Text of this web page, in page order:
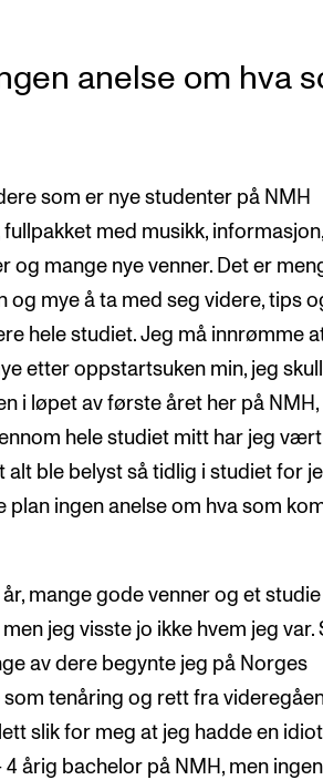
og rapporteranelse om hva
som er nye studenter på NMH
fullpakket med musikk, informasjon,
og mange nye venner. Det er
og mye å ta med seg videre, tips
hele studiet. Jeg må innrømme
etter oppstartsuken min, jeg
i løpet av første året her på
hele studiet mitt har jeg vært
alt ble belyst så tidlig i studiet for
plan ingen anelse om hva som
år, mange gode venner og et
jeg visste jo ikke hvem jeg var.
av dere begynte jeg på Norges
tenåring og rett fra
slik for meg at jeg hadde en
årig bachelor på NMH, men